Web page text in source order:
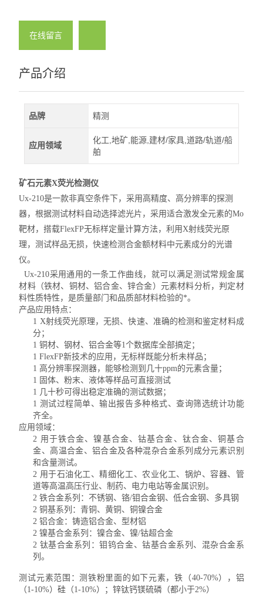
在线留言
产品介绍
品牌 精测
应用领域
化工,地矿,能源,建材/家具,道路/轨道/船
舶
矿石元素X荧光检测仪
Ux-210是一款非真空条件下，采用高精度、高分辨率的探测
器，根据测试材料自动选择滤光片，采用适合激发全元素的Mo
靶材，搭载FlexFP无标样定量计算方法，利用X射线荧光原
理，测试样品无损，快速检测合金额材料中元素成分的光谱
仪。
Ux-210采用通用的一条工作曲线，就可以满足测试常规金属
材料（铁材、铜材、铝合金、锌合金）元素材料分析，判定材
料性质特性，是质量部门和品质部材料检验的*。
产品应用特点：
1 X射线荧光原理，无损、快速、准确的检测和鉴定材料成
分；
1铜材、钢材、铝合金等1个数据库全部搞定；
1FlexFP新技术的应用，无标样既能分析未样品；
1 高分辨率探测器，能够检测到几十ppm的元素含量；
1 固体、粉末、液体等样品可直接测试
1 几十秒可得出稳定准确的测试数据；
1 测试过程简单、输出报告多种格式、查询筛选统计功能
齐全。
应用领域：
2 用于铁合金、镍基合金、钴基合金、钛合金、铜基合
金、高温合金、铝合金及各种混杂合金系列成分元素识别
和含量测试。
2 用于石油化工、精细化工、农业化工、锅炉、容器、管
道等高温高压行业、制药、电力电站等金属识别。
2铁合金系列：不锈钢、铬/钼合金钢、低合金钢、多具钢
2铜基系列：青铜、黄铜、铜镍合金
2铝合金：铸造铝合金、型材铝
2镍基合金系列：镍合金、镍/钴超合金
2 钛基合金系列：钼钨合金、钴基合金系列、混杂合金系
列。
测试元素范围： 测铁粉里面的如下元素，铁（40-70%），铝
（1-10%）硅（1-10%）；锌钛钙镁硫磷（都小于2%）